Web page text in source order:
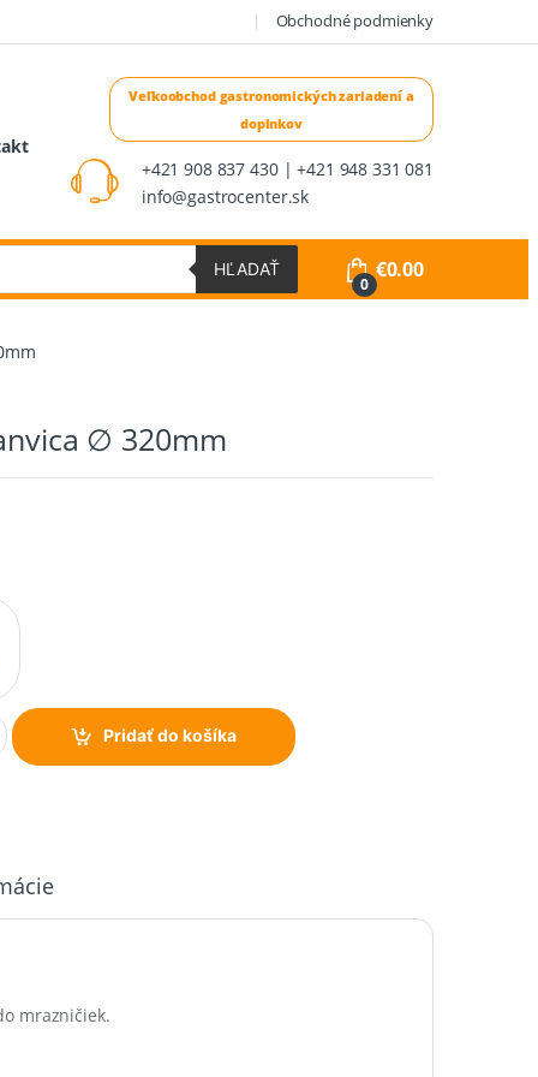
Obchodné podmienky
+421 908 837 430 | +421 948 331 081
info@gastrocenter.sk
HĽADAŤ
0
€0.00
∅ 320mm
Pridať do košíka
mrazničiek.